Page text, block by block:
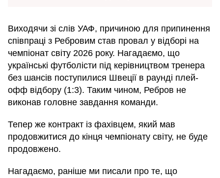
Виходячи зі слів УАФ, причиною для припинення
співпраці з Ребровим став провал у відборі на
чемпіонат світу 2026 року. Нагадаємо, що
українські футболісти під керівництвом тренера
без шансів поступилися Швеції в раунді плей-
офф відбору (1:3). Таким чином, Ребров не
виконав головне завдання команди.
Тепер же контракт із фахівцем, який мав
продовжитися до кінця чемпіонату світу, не буде
продовжено.
Нагадаємо, раніше ми писали про те, що